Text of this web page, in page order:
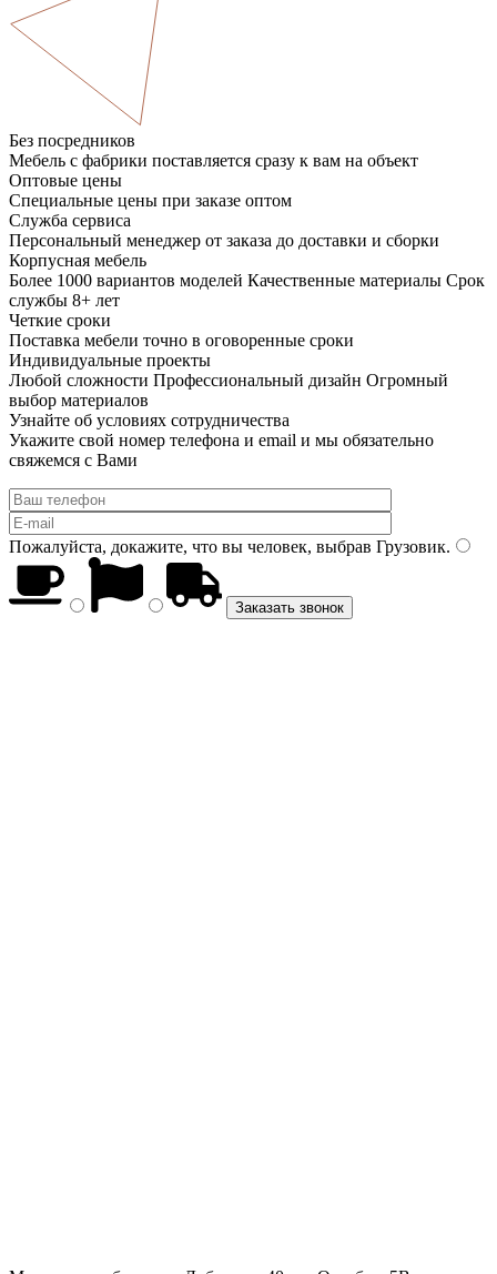
Без посредников
Мебель с фабрики поставляется сразу к вам на объект
Оптовые цены
Специальные цены при заказе оптом
Служба сервиса
Персональный менеджер от заказа до доставки и сборки
Корпусная мебель
Более 1000 вариантов моделей Качественные материалы Срок
службы 8+ лет
Четкие сроки
Поставка мебели точно в оговоренные сроки
Индивидуальные проекты
Любой сложности Профессиональный дизайн Огромный
выбор материалов
Узнайте об условиях сотрудничества
Укажите свой номер телефона и email и мы обязательно
свяжемся с Вами
Пожалуйста, докажите, что вы человек, выбрав Грузовик.
Заказать звонок